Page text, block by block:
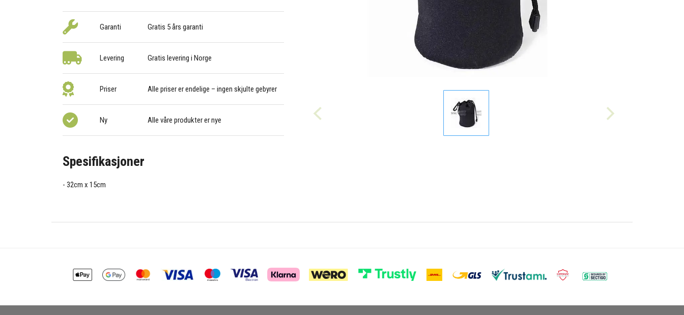
Garanti Gratis 5 års garanti
Levering Gratis levering i Norge
Priser Alle priser er endelige – ingen skjulte gebyrer
Ny Alle våre produkter er nye
Spesifikasjoner
32cm x 15cm